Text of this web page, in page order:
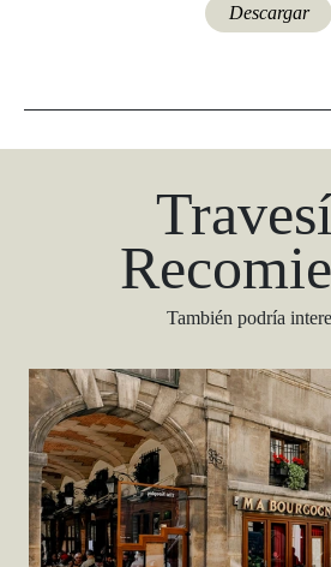
Descargar
También podría